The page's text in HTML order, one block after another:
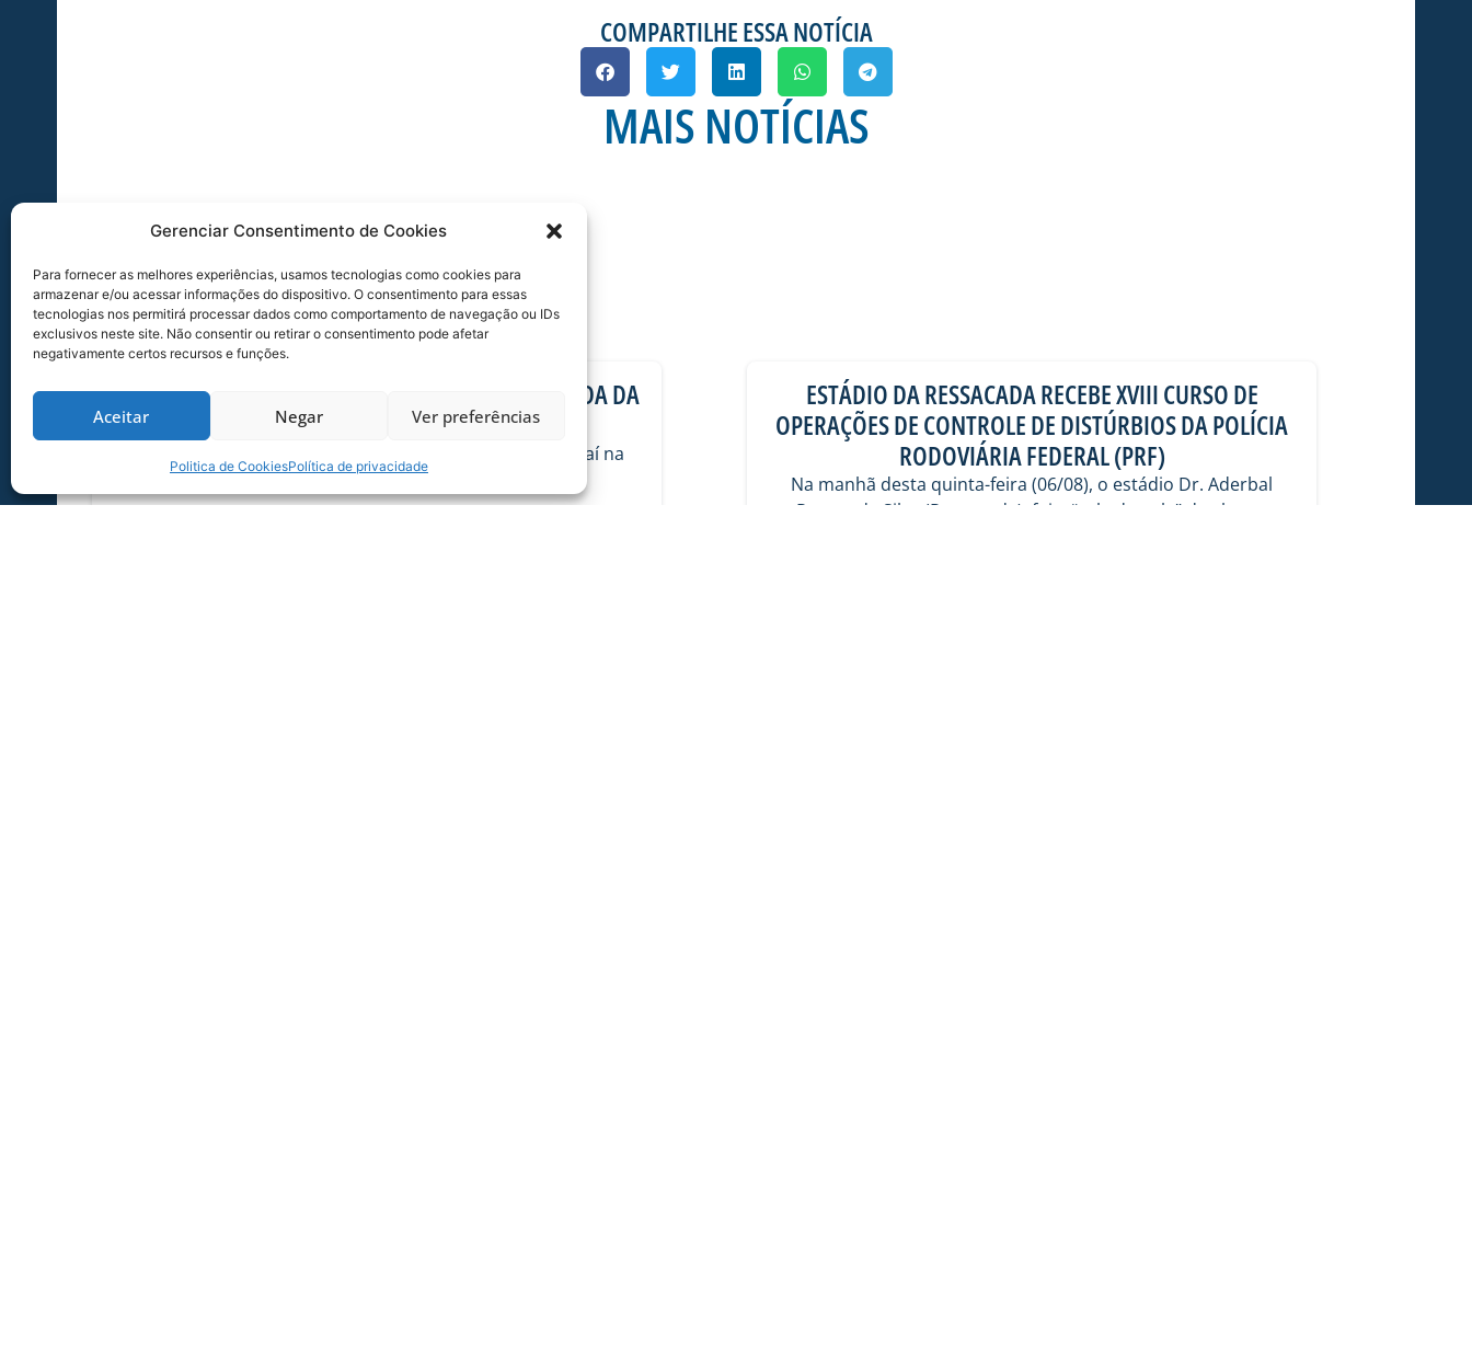
Gerenciar Consentimento de Cookies
Para fornecer as melhores experiências, usamos tecnologias como cookies para
armazenar e/ou acessar informações do dispositivo. O consentimento para essas
tecnologias nos permitirá processar dados como comportamento de navegação ou IDs
exclusivos neste site. Não consentir ou retirar o consentimento pode afetar
negativamente certos recursos e funções.
Aceitar Negar Ver preferências
Politica de CookiesPolítica de privacidade
COMPARTILHE ESSA NOTÍCIA
MAIS NOTÍCIAS
SERVIÇO DE JOGO: AVAÍ X CRB-AL, PELA 21ª RODADA DA
SÉRIE B
Dias dos Pais vem aí, e na terça-feira (11/08) é dia de Avaí na
Ressacada pela Série B! Precisamos do
ESTÁDIO DA RESSACADA RECEBE XVIII CURSO DE
OPERAÇÕES DE CONTROLE DE DISTÚRBIOS DA POLÍCIA
RODOVIÁRIA FEDERAL (PRF)
Na manhã desta quinta-feira (06/08), o estádio Dr. Aderbal
Ramos da Silva (Ressacada), foi a “sala de aula” de alunos